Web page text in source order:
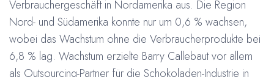
Verbrauchergeschäft in Nordamerika aus. Die Region
Nord- und Südamerika konnte nur um 0,6 % wachsen,
wobei das Wachstum ohne die Verbraucherprodukte bei
6,8 % lag. Wachstum erzielte Barry Callebaut vor allem
als Outsourcing-Partner für die Schokoladen-Industrie in